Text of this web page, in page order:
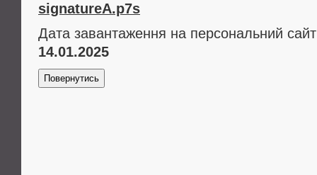
signatureA.p7s
Дата завантаження на персональний
14.01.2025
Повернутись